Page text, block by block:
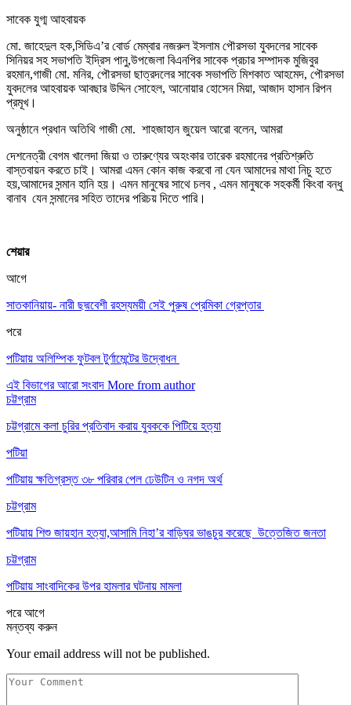
সাবেক যুগ্ম আহবায়ক
মো. জাহেদুল হক,সিডিএ’র বোর্ড মেম্বার নজরুল ইসলাম পৌরসভা যুবদলের সাবেক
সিনিয়র সহ সভাপতি ইদ্রিস পানু,উপজেলা বিএনপির সাবেক প্রচার সম্পাদক মুজিবুর
রহমান,গাজী মো. মনির, পৌরসভা ছাত্রদলের সাবেক সভাপতি মিশকাত আহমেদ, পৌরসভা
যুবদলের আহবায়ক আবছার উদ্দিন সোহেল, আনোয়ার হোসেন মিয়া, আজাদ হাসান রিপন
প্রমূখ।
অনুষ্ঠানে প্রধান অতিথি গাজী মো. শাহজাহান জুয়েল আরো বলেন, আমরা
দেশনেত্রী বেগম খালেদা জিয়া ও তারুণ্যের অহংকার তারেক রহমানের প্রতিশ্রুতি
বাস্তবায়ন করতে চাই। আমরা এমন কোন কাজ করবো না যেন আমাদের মাথা নিচু হতে
হয়,আমাদের সন্মান হানি হয়। এমন মানুষের সাথে চলব , এমন মানুষকে সহকর্মী কিংবা বন্ধু
বানাব যেন সন্মানের সহিত তাদের পরিচয় দিতে পারি।
শেয়ার
আগে
সাতকানিয়ায়- নারী ছদ্মবেশী রহস্যময়ী সেই পুরুষ প্রেমিকা গ্রেপ্তার
পরে
পটিয়ায় অলিম্পিক ফুটবল টুর্ণামেন্টের উদ্বোধন
এই বিভাগের আরো সংবাদ More from author
চট্টগ্রাম
চট্টগ্রামে কলা চুরির প্রতিবাদ করায় যুবককে পিটিয়ে হত্যা
পটিয়া
পটিয়ায় ক্ষতিগ্রস্ত ৩৮ পরিবার পেল ঢেউটিন ও নগদ অর্থ
চট্টগ্রাম
পটিয়ায় শিশু জায়হান হত্যা,আসামি নিহা’র বাড়িঘর ভাঙচুর করেছে উত্তেজিত জনতা
চট্টগ্রাম
পটিয়ায় সাংবাদিকের উপর হামলার ঘটনায় মামলা
পরেআগে
মন্তব্য করুন
Your email address will not be published.